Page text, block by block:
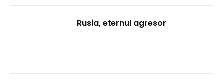
Rusia, eternul agresor